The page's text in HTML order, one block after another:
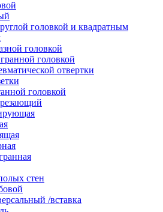
головкой и квадратным
головкой
головкой
отвертки
головкой
стен
/вставка